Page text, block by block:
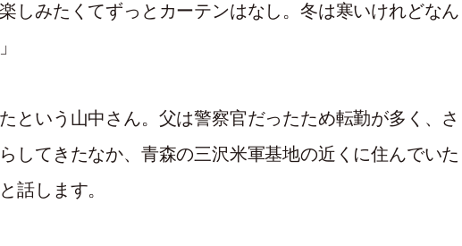
しみたくてずっとカーテンはなし。冬は寒いけれどなん
という山中さん。父は警察官だったため転勤が多く、さ
してきたなか、青森の三沢米軍基地の近くに住んでいた
話します。